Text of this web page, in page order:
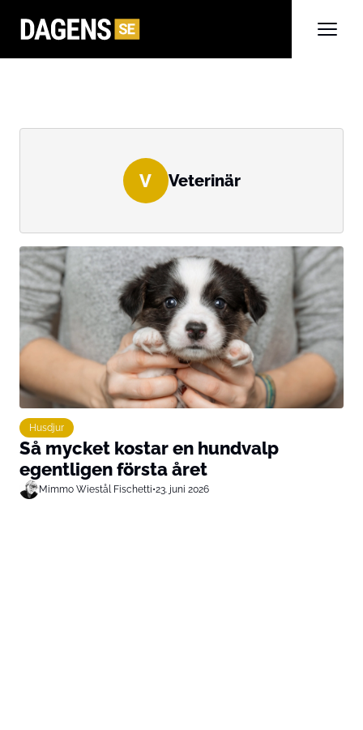
V Veterinär
Husdjur
Så mycket kostar en hundvalp
egentligen första året
Mimmo Wiestål Fischetti•23. juni 2026